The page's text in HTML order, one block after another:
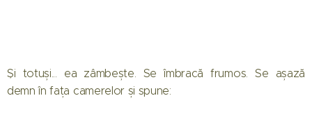
Și totuși... ea zâmbește. Se îmbracă frumos. Se așază
demn în fața camerelor și spune: